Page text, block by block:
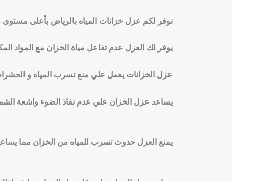
نوفر لكم عزل خزانات المياه بالرياض بأعلى مستوى
يوفر لك العزل عدم تفاعل مياة الخزان مع المواد
عزل الخزانات يعمل علي منع تسرب المياه و
يساعد عزل الخزان علي عدم نفاذ الضوء واشعة
يمنع العزل حدوث تسرب للمياه من الخزان مما